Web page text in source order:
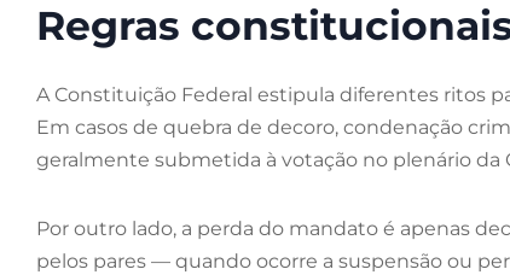
Regras
A Constituição Federal estipula diferentes ritos
Em casos de quebra de decoro, condenação
geralmente submetida à votação no plenário da
Por outro lado, a perda do mandato é apenas
pelos pares — quando ocorre a suspensão ou